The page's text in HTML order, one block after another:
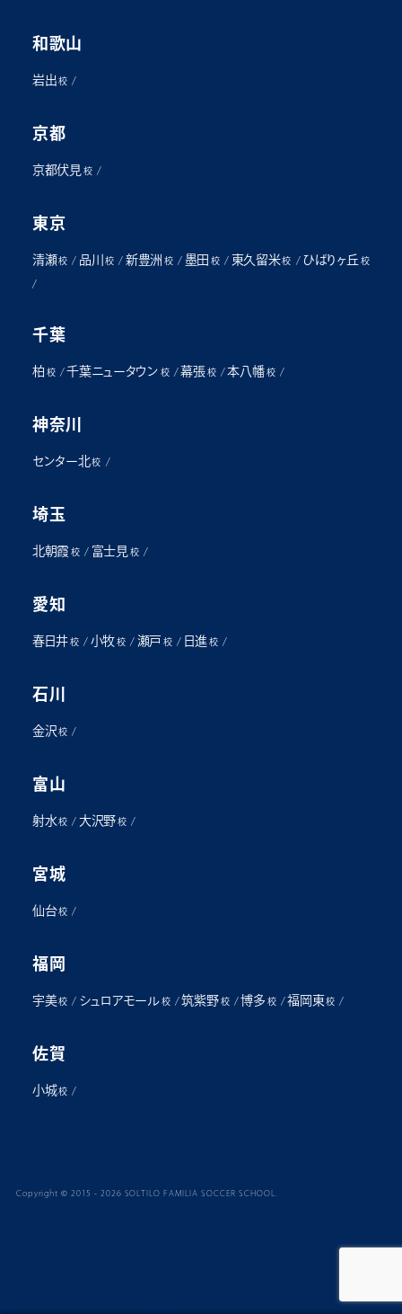
和歌山
岩出 校 /
京都
京都伏見 校/
東京
清瀬 校 / 品川 校 / 新豊洲 校/ 墨田 校/ 東久留米 校 / ひばりヶ丘 校
/
千葉
柏 校/千葉ニュータウン 校/幕張 校/本八幡 校/
神奈川
センター北 校 /
埼玉
北朝霞 校/ 富士見 校/
愛知
春日井 校/ 小牧 校/ 瀬戸 校/ 日進 校/
石川
金沢 校 /
富山
射水 校 / 大沢野 校/
宮城
仙台 校 /
福岡
宇美 校 / シュロアモール 校/筑紫野 校/博多 校/福岡東 校 /
佐賀
小城 校 /
Copyright © 2015 - 2026 SOLTILO FAMILIA SOCCER SCHOOL.